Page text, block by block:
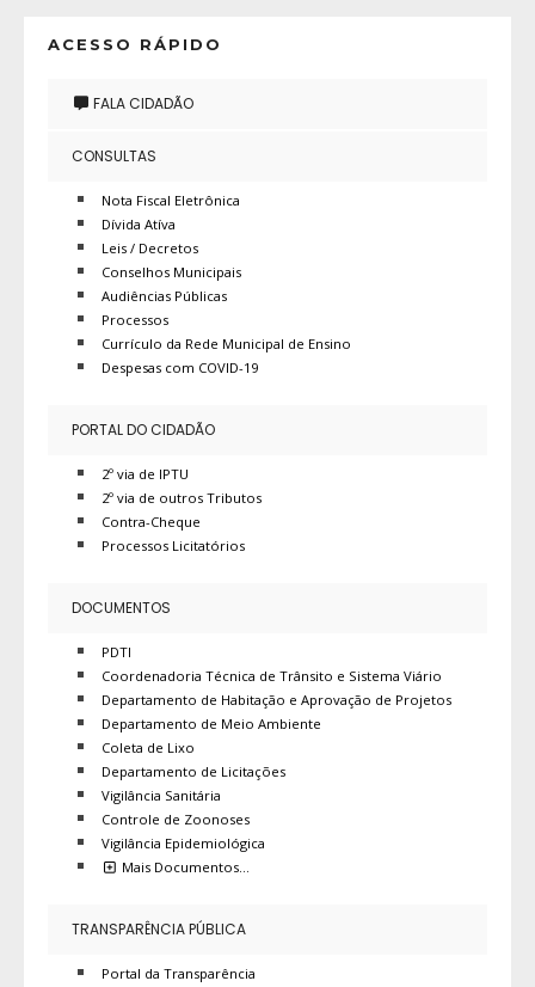
ACESSO RÁPIDO
FALA CIDADÃO
CONSULTAS
Nota Fiscal Eletrônica
Dívida Atíva
Leis / Decretos
Conselhos Municipais
Audiências Públicas
Processos
Currículo da Rede Municipal de Ensino
Despesas com COVID-19
PORTAL DO CIDADÃO
2º via de IPTU
2º via de outros Tributos
Contra-Cheque
Processos Licitatórios
DOCUMENTOS
PDTI
Coordenadoria Técnica de Trânsito e Sistema Viário
Departamento de Habitação e Aprovação de Projetos
Departamento de Meio Ambiente
Coleta de Lixo
Departamento de Licitações
Vigilância Sanitária
Controle de Zoonoses
Vigilância Epidemiológica
Mais Documentos…
TRANSPARÊNCIA PÚBLICA
Portal da Transparência